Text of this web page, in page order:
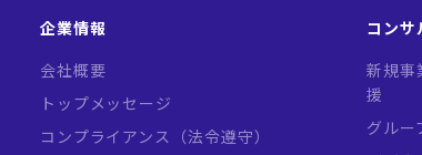
企業情報
会社概要
トップメッセージ
コンプライアンス（法令遵守）
コンサ
新規事
援
グルー